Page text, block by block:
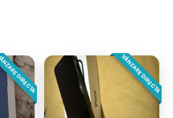
DIRECTA VÂNZARE DIRECTA